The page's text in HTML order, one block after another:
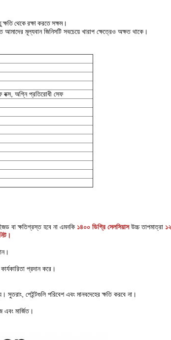
থেকে রক্ষা করতে সক্ষম।
আমাদের মূল্যবান জিনিসটি সবচেয়ে খারাপ ক্ষেত্রেও অক্ষত থাকে।
বক্স, অগ্নি প্রতিরোধী সেফ
বা ক্ষতিগ্রস্ত হবে না এমনকি ১৪০০ ডিগ্রি সেলসিয়াস উচ্চ তাপমাত্রা
প্রদান করে।
পেইন্টগুলি পরিবেশ এবং মানবদেহের ক্ষতি করবে না।
মার্জিত।